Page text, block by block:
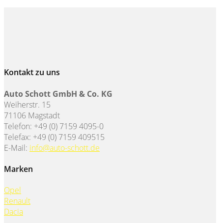
Kontakt zu uns
Auto Schott GmbH & Co. KG
Weiherstr. 15
71106 Magstadt
Telefon: +49 (0) 7159 4095-0
Telefax: +49 (0) 7159 409515
E-Mail: info@auto-schott.de
Marken
Opel
Renault
Dacia